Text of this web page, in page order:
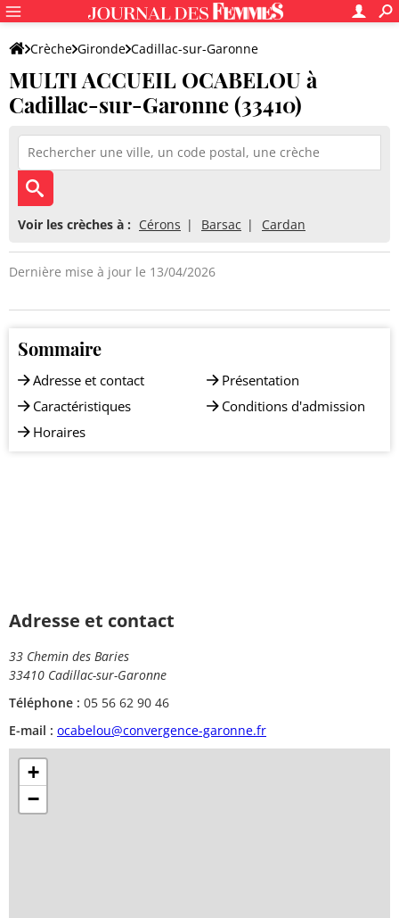
Crèche Gironde Cadillac-sur-Garonne
MULTI ACCUEIL OCABELOU
MULTI ACCUEIL OCABELOU à
Cadillac-sur-Garonne (33410)
Voir les crèches à : Cérons Barsac Cardan
Dernière mise à jour le 13/04/2026
Sommaire
Adresse et contact
Caractéristiques
Horaires
Présentation
Conditions d'admission
Adresse et contact
33 Chemin des Baries
33410 Cadillac-sur-Garonne
Téléphone : 05 56 62 90 46
E-mail : ocabelou@convergence-garonne.fr
+
−